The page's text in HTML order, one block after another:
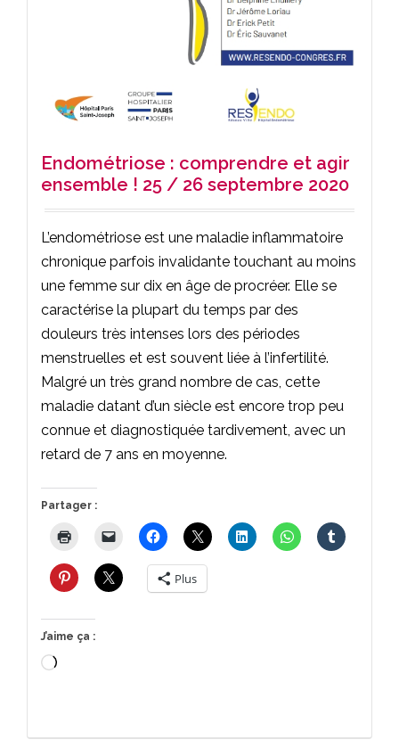
Endométriose : comprendre et agir
ensemble ! 25 / 26 septembre 2020
L’endométriose est une maladie inflammatoire
chronique parfois invalidante touchant au moins
une femme sur dix en âge de procréer. Elle se
caractérise la plupart du temps par des
douleurs très intenses lors des périodes
menstruelles et est souvent liée à l’infertilité.
Malgré un très grand nombre de cas, cette
maladie datant d’un siècle est encore trop peu
connue et diagnostiquée tardivement, avec un
retard de 7 ans en moyenne.
Partager :
Plus
J’aime ça :
Chargement…